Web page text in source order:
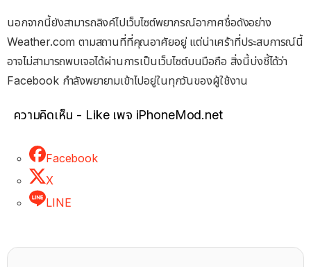
นอกจากนี้ยังสามารถลิงค์ไปเว็บไซต์พยากรณ์อากาศชื่อดังอย่าง
Weather.com ตามสถานที่ที่คุณอาศัยอยู่ แต่น่าเศร้าที่ประสบการณ์นี้
อาจไม่สามารถพบเจอได้ผ่านการเป็นเว็บไซต์บนมือถือ สิ่งนี้บ่งชี้ได้ว่า
Facebook กำลังพยายามเข้าไปอยู่ในทุกวันของผู้ใช้งาน
ความคิดเห็น - Like เพจ iPhoneMod.net
Facebook
X
LINE